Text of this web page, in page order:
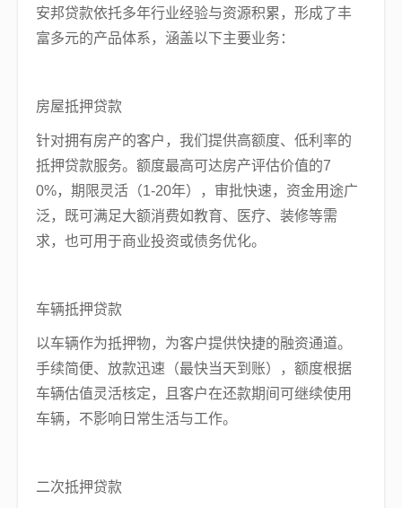
安邦贷款依托多年行业经验与资源积累，形成了丰
富多元的产品体系，涵盖以下主要业务：
房屋抵押贷款
针对拥有房产的客户，我们提供高额度、低利率的
抵押贷款服务。额度最高可达房产评估价值的7
0%，期限灵活（1-20年），审批快速，资金用途广
泛，既可满足大额消费如教育、医疗、装修等需
求，也可用于商业投资或债务优化。
车辆抵押贷款
以车辆作为抵押物，为客户提供快捷的融资通道。
手续简便、放款迅速（最快当天到账），额度根据
车辆估值灵活核定，且客户在还款期间可继续使用
车辆，不影响日常生活与工作。
二次抵押贷款